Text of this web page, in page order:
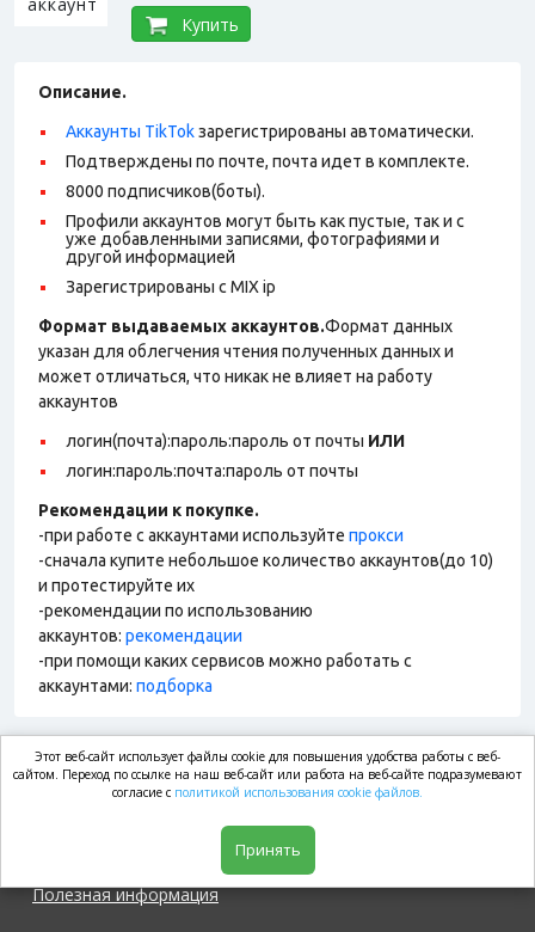
Купить
Описание.
Аккаунты TikTokзарегистрированы автоматически.
Подтверждены по почте, почта идет в комплекте.
8000 подписчиков(боты).
Профили аккаунтов могут быть как пустые, так и с
уже добавленными записями, фотографиями и
другой информацией
Зарегистрированы с MIX ip
Формат выдаваемых аккаунтов.Формат данных
указан для облегчения чтения полученных данных и
может отличаться, что никак не влияет на работу
аккаунтов
логин(почта):пароль:пароль от почты ИЛИ
логин:пароль:почта:пароль от почты
Рекомендации к покупке.
-при работе с аккаунтами используйте прокси
-сначала купите небольшое количество аккаунтов(до 10)
и протестируйте их
-рекомендации по использованию
аккаунтов: рекомендации
-при помощи каких сервисов можно работать с
аккаунтами: подборка
market.com
Полезная информация
Этот веб-сайт использует файлы cookie для повышения удобства работы с веб-
сайтом. Переход по ссылке на наш веб-сайт или работа на веб-сайте подразумевают
согласие с политикой использования cookie файлов.
Принять